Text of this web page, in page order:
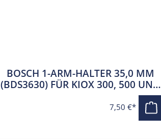
BOSCH 1-ARM-HALTER 35,0 MM
(BDS3630) FÜR KIOX 300, 500 UND
7,50 €*